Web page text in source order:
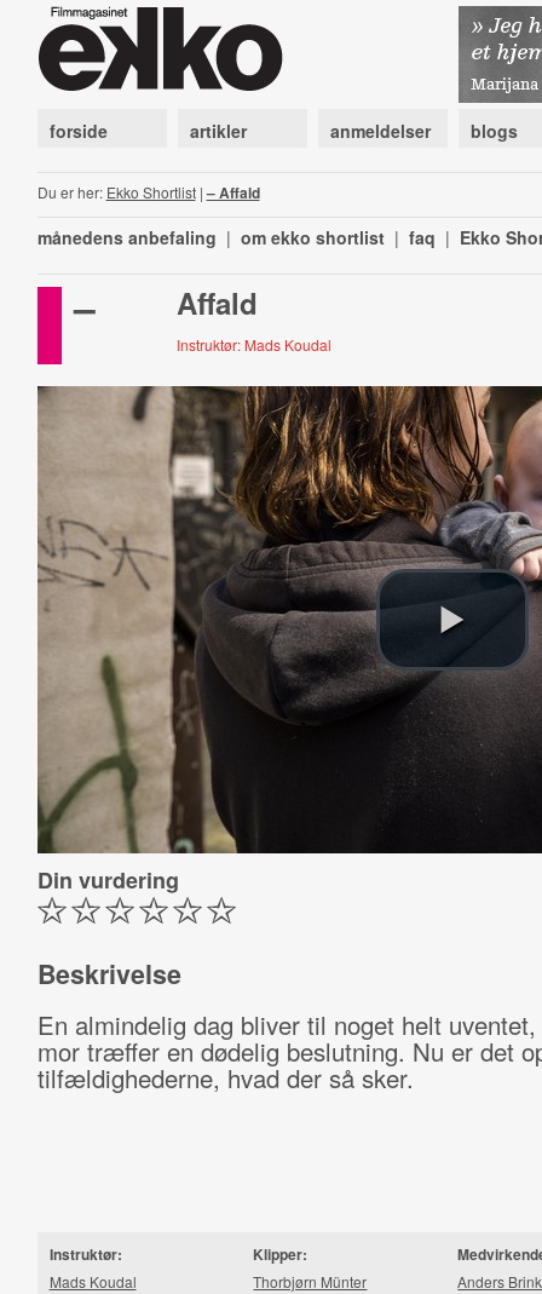
forside artikler anmeldelser blogs
Du er her: Ekko Shortlist| – Affald
månedens anbefaling | om ekko shortlist | faq | Ekko
– Affald
Instruktør: Mads Koudal
Din vurdering
Beskrivelse
En almindelig dag bliver til noget helt
mor træffer en dødelig beslutning. Nu er det
tilfældighederne, hvad der så sker.
Instruktør:
Mads Koudal
Klipper:
Thorbjørn Münter
Anders Brink